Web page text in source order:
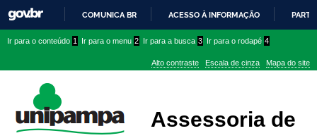
PARA
CONTEÚDO
COMUNICA BR ACESSO À INFORMAÇÃO
conteúdo
menu
superior
menu
Ir para o conteúdo 1 Ir para o menu 2 Ir para a busca 3 Ir para o rodapé 4
Alto contraste Escala de cinza Mapa do site
Assessoria de